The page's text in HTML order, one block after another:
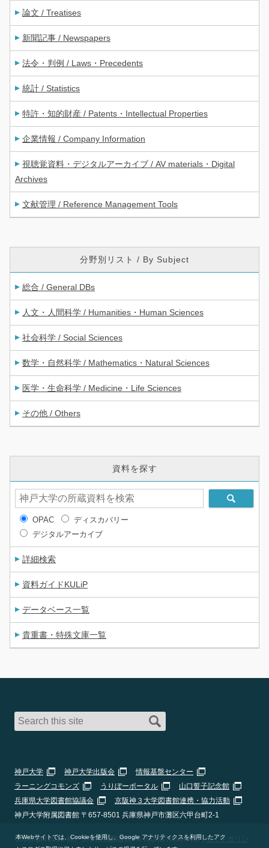
論文 / Treatises
新聞記事 / Newspapers
法令・判例 / Laws・Precedents
統計 / Statistics
特許・知的財産 / Patents・Intellectual Properties
企業情報 / Company Information
視聴覚資料・デジタルアーカイブ / AV materials・Digital
Archives
文献管理 / Reference Management Tools
分野別リスト / By Subject
総合 / General DBs
人文・人間科学 / Humanities・Human Sciences
社会科学 / Social Sciences
数学・自然科学 / Mathematics・Natural Sciences
医学・生命科学 / Medicine・Life Sciences
その他 / Others
資料を探す
OPAC
ディスカバリー
デジタルアーカイブ
詳細検索
資料ガイドKULiP
データベース一覧
貴重書・特殊文庫一覧
神戸大学 神戸大学出版会
情報基盤センター
ラーニングコモンズ
うりぼーポータル
山口誓子記念館
兵庫県大学図書館協議会
京阪神３大学図書館連携・協力活動
神戸大学附属図書館 〒657-8501 兵庫県神戸市灘区六甲台町2-1
Copyright 2026 神戸大学附属図書館 All Rights Reserved. |サイトポリシ
本Webサイトでは、Cookieを使用し、Google アナリティクスを利用したアク